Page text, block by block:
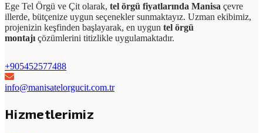
Ege Tel Örgü ve Çit olarak, tel örgü fiyatlarında Manisa çevre
illerde, bütçenize uygun seçenekler sunmaktayız. Uzman ekibimiz,
projenizin keşfinden başlayarak, en uygun tel örgü
montajı çözümlerini titizlikle uygulamaktadır.
+905452577488
info@manisatelorgucit.com.tr
Hizmetlerimiz